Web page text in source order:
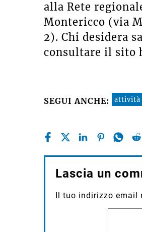
alla Rete
Montericco (via
2). Chi desidera
consultare il sito
SEGUI ANCHE: attività
Lascia un
Il tuo indirizzo